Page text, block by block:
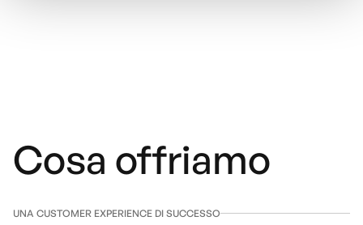
Cosa offriamo
UNA CUSTOMER EXPERIENCE DI SUCCESSO